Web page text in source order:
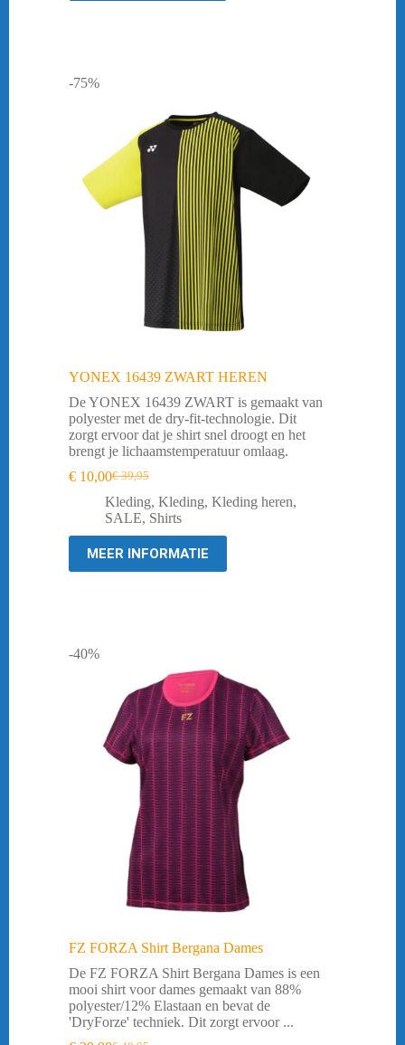
-75%
YONEX 16439 ZWART HEREN
De YONEX 16439 ZWART is gemaakt van
polyester met de dry-fit-technologie. Dit
zorgt ervoor dat je shirt snel droogt en het
brengt je lichaamstemperatuur omlaag.
€39,95
Oorspronkelijke
prijs
was:
€ 10,00Huidige
prijs
is:
Kleding, Kleding, Kleding heren,
SALE, Shirts
MEER INFORMATIE
-40%
FZ FORZA Shirt Bergana Dames
De FZ FORZA Shirt Bergana Dames is een
mooi shirt voor dames gemaakt van 88%
polyester/12% Elastaan en bevat de
'DryForze' techniek. Dit zorgt ervoor ...